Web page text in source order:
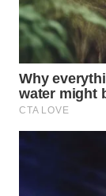
WN
SURABAYA
WN
NATUNA
WN